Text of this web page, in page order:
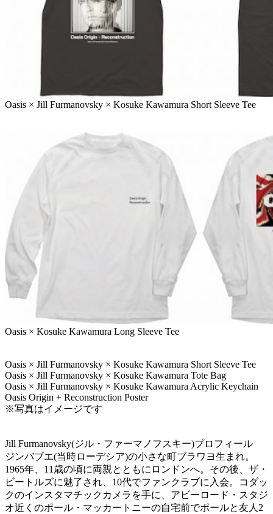
Oasis × Jill Furmanovsky × Kosuke Kawamura Short Sleeve Tee
Oasis × Kosuke Kawamura Long Sleeve Tee
Oasis × Jill Furmanovsky × Kosuke Kawamura Short Sleeve Tee
Oasis × Jill Furmanovsky × Kosuke Kawamura Tote Bag
Oasis × Jill Furmanovsky × Kosuke Kawamura Acrylic Keychain
Oasis Origin + Reconstruction Poster
※写真はイメージです
Jill Furmanovsky(ジル・ファーマノフスキー)プロフィール
ジンバブエ(当時ローデシア)の小さな町ブラワヨ生まれ。
1965年、11歳の頃に両親とともにロンドンへ。その後、ザ・
ビートルズに魅了され、10代でファンクラブに入会。コダッ
クのインスタマチックカメラを手に、アビーロード・スタジ
オ近くのポール・マッカートニーの自宅前でポールと友人2